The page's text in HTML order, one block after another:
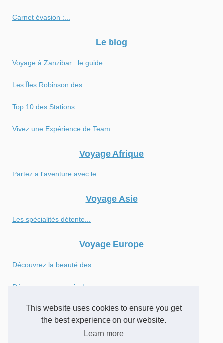
This website uses cookies to ensure you get
the best experience on our website.
Learn more
Carnet évasion :...
Le blog
Voyage à Zanzibar : le guide...
Les Îles Robinson des...
Top 10 des Stations...
Vivez une Expérience de Team...
Voyage Afrique
Partez à l'aventure avec le...
Voyage Asie
Les spécialités détente...
Voyage Europe
Découvrez la beauté des...
Découvrez une oasis de...
Exploration des magnifiques...
Les vacances en Dordogne pour...